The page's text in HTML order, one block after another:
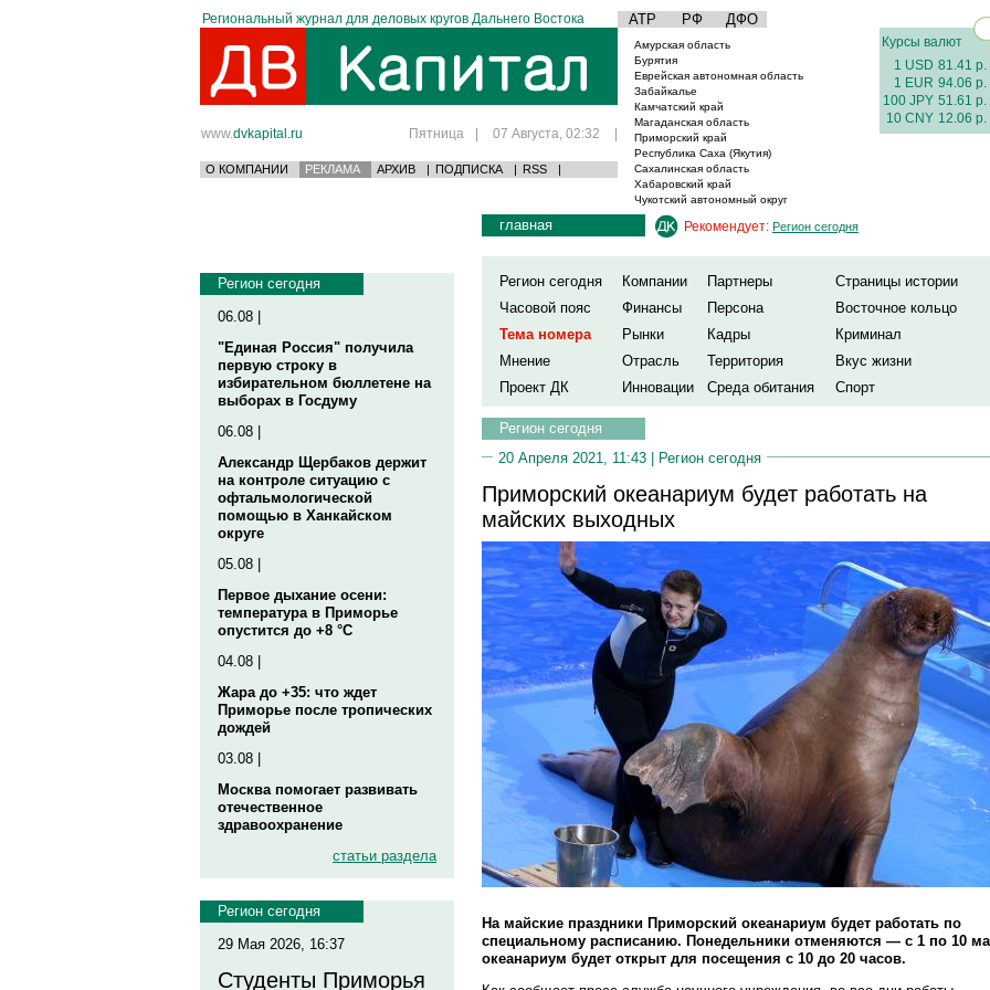
Региональный журнал для деловых кругов Дальнего Востока АТР РФ ДФО
www.dvkapital.ru Пятница | 07 Августа, 02:32 |
О КОМПАНИИ РЕКЛАМА АРХИВ | ПОДПИСКА | RSS |
Амурская область
Бурятия
Еврейская автономная область
Забайкалье
Камчатский край
Магаданская область
Приморский край
Республика Саха (Якутия)
Сахалинская область
Хабаровский край
Чукотский автономный округ
Курсы валют
1 USD 81.41 р.
1 EUR 94.06 р.
100 JPY 51.61 р.
10 CNY 12.06 р.
Регион сегодня
06.08 |
"Единая Россия" получила
первую строку в
избирательном бюллетене на
выборах в Госдуму
06.08 |
Александр Щербаков держит
на контроле ситуацию с
офтальмологической
помощью в Ханкайском
округе
05.08 |
Первое дыхание осени:
температура в Приморье
опустится до +8 °C
04.08 |
Жара до +35: что ждет
Приморье после тропических
дождей
03.08 |
Москва помогает развивать
отечественное
здравоохранение
статьи раздела
Регион сегодня
29 Мая 2026, 16:37
Студенты Приморья
главная Рекомендует: Регион сегодня
Регион сегодня Компании Партнеры
Страницы истории
Часовой пояс
Финансы Персона
Восточное кольцо
Тема номера
Рынки Кадры
Криминал
Мнение
Отрасль Территория
Вкус жизни
Проект ДК
Инновации Среда обитания Спорт
Регион сегодня
20 Апреля 2021, 11:43 | Регион сегодня
Приморский океанариум будет работать на
майских выходных
На майские праздники Приморский океанариум будет работать по
специальному расписанию. Понедельники отменяются — с 1 по 10
океанариум будет открыт для посещения с 10 до 20 часов.